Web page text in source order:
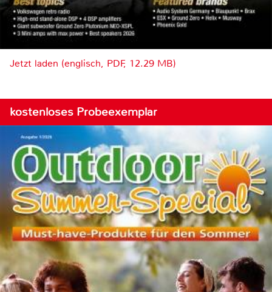
Jetzt laden (englisch, PDF, 12.29 MB)
kostenloses Probeexemplar